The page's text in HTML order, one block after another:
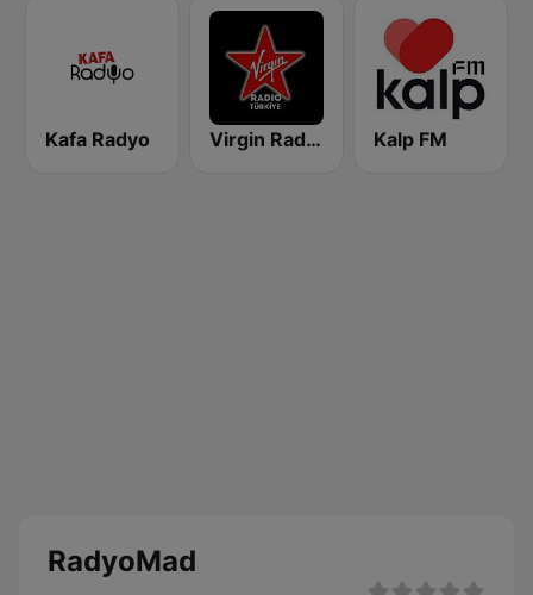
Kafa Radyo Virgin Radio Türkiye Kalp FM
RadyoMad